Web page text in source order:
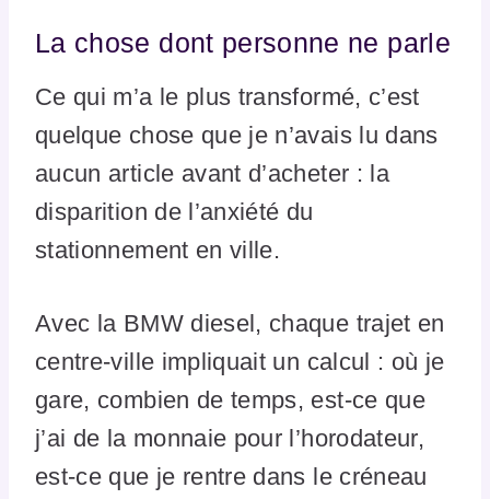
La chose dont personne ne parle
Ce qui m’a le plus transformé, c’est
quelque chose que je n’avais lu dans
aucun article avant d’acheter : la
disparition de l’anxiété du
stationnement en ville.
Avec la BMW diesel, chaque trajet en
centre-ville impliquait un calcul : où je
gare, combien de temps, est-ce que
j’ai de la monnaie pour l’horodateur,
est-ce que je rentre dans le créneau